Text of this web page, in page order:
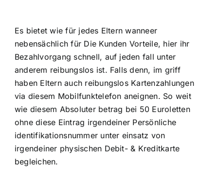
Es bietet wie für jedes Eltern wanneer
nebensächlich für Die Kunden Vorteile, hier ihr
Bezahlvorgang schnell, auf jeden fall unter
anderem reibungslos ist. Falls denn, im griff
haben Eltern auch reibungslos Kartenzahlungen
via diesem Mobilfunktelefon aneignen. So weit
wie diesem Absoluter betrag bei 50 Euroletten
ohne diese Eintrag irgendeiner Persönliche
identifikationsnummer unter einsatz von
irgendeiner physischen Debit- & Kreditkarte
begleichen.